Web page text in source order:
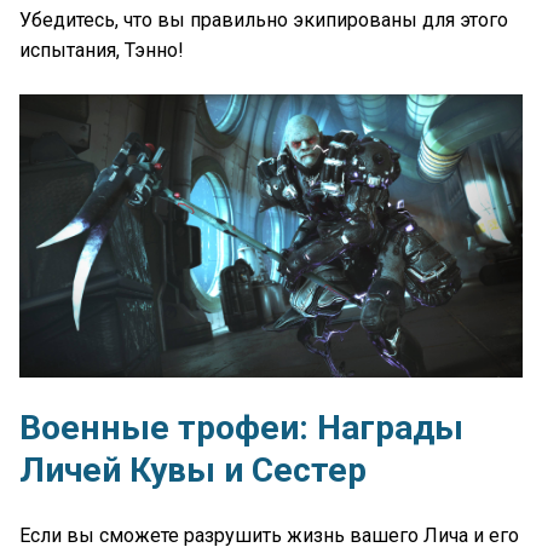
Убедитесь, что вы правильно экипированы для этого
испытания, Тэнно!
Военные трофеи: Награды
Личей Кувы и Сестер
Если вы сможете разрушить жизнь вашего Лича и его